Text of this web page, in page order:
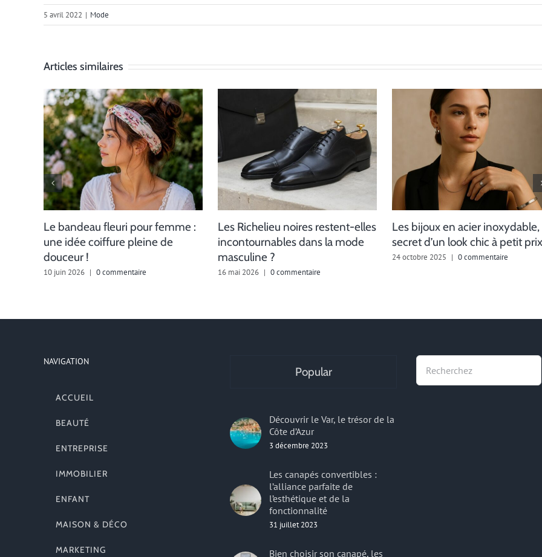
5 avril 2022 | Mode
Articles similaires
Le bandeau fleuri pour femme :
une idée coiffure pleine de
douceur !
10 juin 2026 | 0 commentaire
Les Richelieu noires restent-elles
incontournables dans la mode
masculine ?
16 mai 2026 | 0 commentaire
Les bijoux en acier inoxydable,
secret d’un look chic à petit prix
24 octobre 2025 | 0 commentaire
NAVIGATION
ACCUEIL
BEAUTÉ
ENTREPRISE
IMMOBILIER
ENFANT
MAISON & DÉCO
MARKETING
Popular
Découvrir le Var, le trésor de la
Côte d’Azur
3 décembre 2023
Les canapés convertibles :
l’alliance parfaite de
l’esthétique et de la
fonctionnalité
31 juillet 2023
Bien choisir son canapé, les